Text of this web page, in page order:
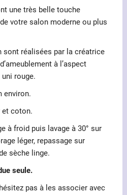
une très belle touche
votre salon moderne ou plus
sont réalisées par la créatrice
à l’aspect
rouge.
environ.
coton.
à froid puis lavage à 30° sur
léger, repassage sur
sèche linge.
seule.
pas à les associer avec